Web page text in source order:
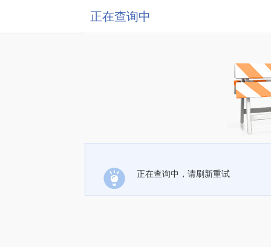
正在查询中
正在查询中，请刷新重试